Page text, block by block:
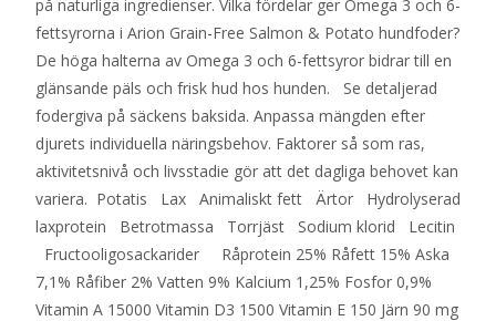
på naturliga ingredienser. Vilka fördelar ger Omega 3 och 6-
fettsyrorna i Arion Grain-Free Salmon & Potato hundfoder?
De höga halterna av Omega 3 och 6-fettsyror bidrar till en
glänsande päls och frisk hud hos hunden. Se detaljerad
fodergiva på säckens baksida. Anpassa mängden efter
djurets individuella näringsbehov. Faktorer så som ras,
aktivitetsnivå och livsstadie gör att det dagliga behovet kan
variera. Potatis Lax Animaliskt fett Ärtor Hydrolyserad
laxprotein Betrotmassa Torrjäst Sodium klorid Lecitin
Fructooligosackarider Råprotein 25% Råfett 15% Aska
7,1% Råfiber 2% Vatten 9% Kalcium 1,25% Fosfor 0,9%
Vitamin A 15000 Vitamin D3 1500 Vitamin E 150 Järn 90 mg